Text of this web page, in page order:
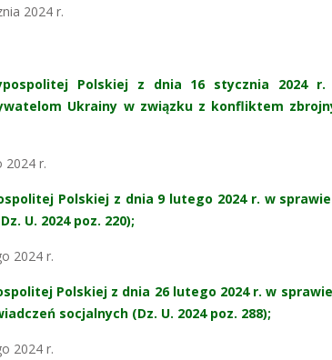
2024 r.
Polskiej z dnia 16 stycznia 2024
Ukrainy w związku z konfliktem
2024 r.
Polskiej z dnia 9 lutego 2024 r. w
U. 2024 poz. 220);
2024 r.
Polskiej z dnia 26 lutego 2024 r. w
socjalnych (Dz. U. 2024 poz. 288);
2024 r.